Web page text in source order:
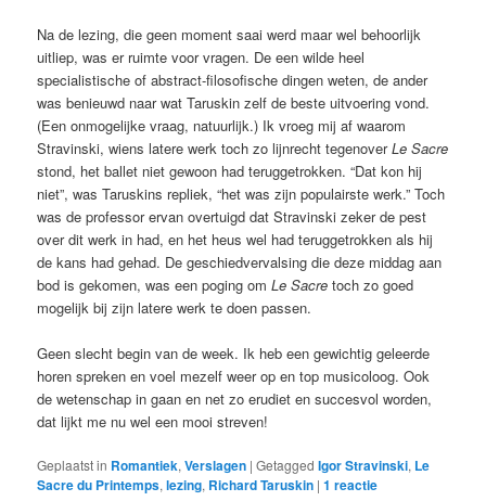
Na de lezing, die geen moment saai werd maar wel behoorlijk
uitliep, was er ruimte voor vragen. De een wilde heel
specialistische of abstract-filosofische dingen weten, de ander
was benieuwd naar wat Taruskin zelf de beste uitvoering vond.
(Een onmogelijke vraag, natuurlijk.) Ik vroeg mij af waarom
Stravinski, wiens latere werk toch zo lijnrecht tegenoverLe Sacre
stond, het ballet niet gewoon had teruggetrokken. “Dat kon hij
niet”, was Taruskins repliek, “het was zijn populairste werk.” Toch
was de professor ervan overtuigd dat Stravinski zeker de pest
over dit werk in had, en het heus wel had teruggetrokken als hij
de kans had gehad. De geschiedvervalsing die deze middag aan
bod is gekomen, was een poging omLe Sacre toch zo goed
mogelijk bij zijn latere werk te doen passen.
Geen slecht begin van de week. Ik heb een gewichtig geleerde
horen spreken en voel mezelf weer op en top musicoloog. Ook
de wetenschap in gaan en net zo erudiet en succesvol worden,
dat lijkt me nu wel een mooi streven!
Geplaatst in Romantiek,Verslagen |Getagged Igor Stravinski, Le
Sacre du Printemps,lezing, Richard Taruskin |1 reactie